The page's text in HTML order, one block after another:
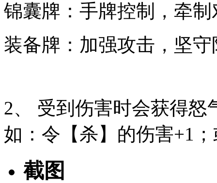
锦囊牌：手牌控制，牵
装备牌：加强攻击，坚守
2、 受到伤害时会获得
如：令【杀】的伤害+1
截图